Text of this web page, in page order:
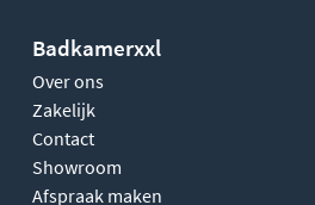
Badkamerxxl
Over ons
Zakelijk
Contact
Showroom
Afspraak maken